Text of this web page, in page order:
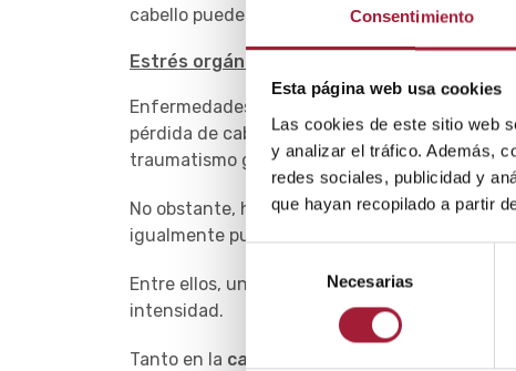
Consentimiento
Esta página web usa cookies
Las cookies de este sitio web
y analizar el tráfico. Además,
redes sociales, publicidad y
que hayan recopilado a partir
de
consentimiento
Necesarias
cabello puede prolongarse en el tiempo e
Estrés orgánico
Enfermedades graves como los procesos
pérdida de cabello repentina. También esta
traumatismo grave o una cirugía mayor.
No obstante, hay otros factores
igualmente pueden provocar una
Entre ellos, una enfermedad que haya
intensidad.
Tanto en la caída de cabello por estrés